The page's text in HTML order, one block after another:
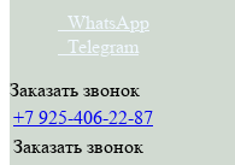
WhatsApp
Telegram
Заказать звонок
+7 925-406-22-87
Заказать звонок